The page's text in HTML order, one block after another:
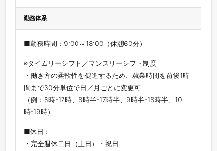
勤務体系
■勤務時間：9:00～18:00（休憩60分）
※タイムリーシフト／マンスリーシフト制度
・働き方の柔軟性を促進するため、就業時間を前後1時
間まで30分単位で日／月ごとに変更可
（例：8時-17時、8時半-17時半、9時半-18時半、10
時-19時）
■休日：
・完全週休二日（土日）・祝日